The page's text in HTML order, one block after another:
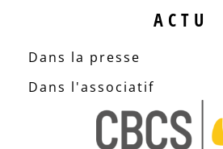
ACTU
Dans la presse
Dans l'associatif